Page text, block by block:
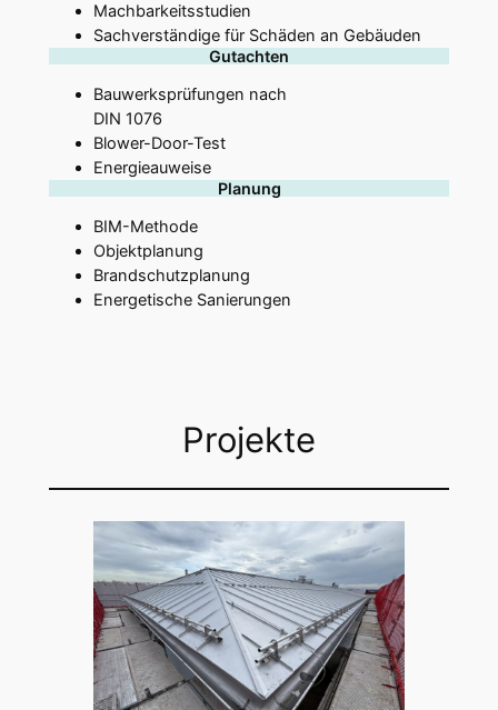
Machbarkeitsstudien
Sachverständige für Schäden an Gebäuden
Gutachten
Bauwerksprüfungen nach
DIN 1076
Blower-Door-Test
Energieauweise
Planung
BIM-Methode
Objektplanung
Brandschutzplanung
Energetische Sanierungen
Projekte